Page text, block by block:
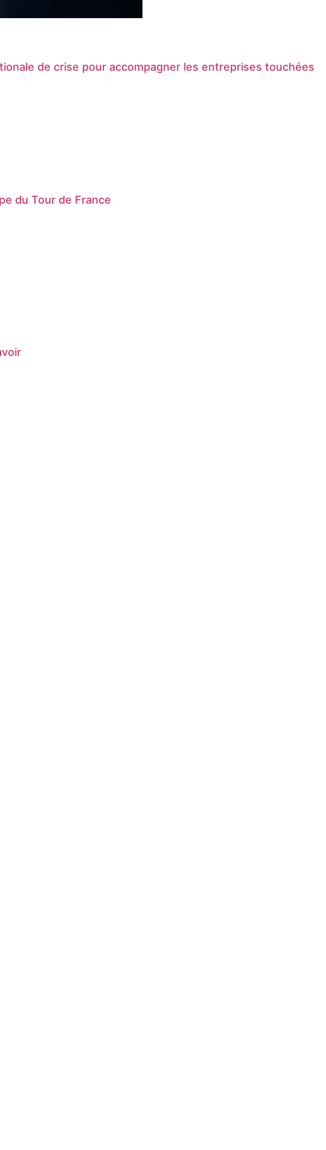
de crise pour accompagner les entreprises touchées
du Tour de France